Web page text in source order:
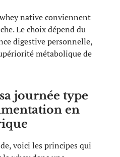
native conviennent
Le choix dépend du
digestive personnelle,
métabolique de
journée type
en
voici les principes qui